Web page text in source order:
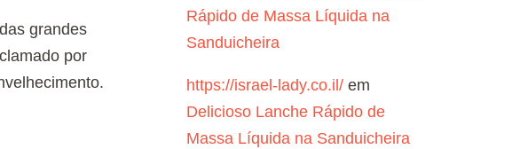
grandes
por
Rápido de Massa Líquida na
Sanduicheira
https://israel-lady.co.il/ em
Delicioso Lanche Rápido de
Massa Líquida na Sanduicheira